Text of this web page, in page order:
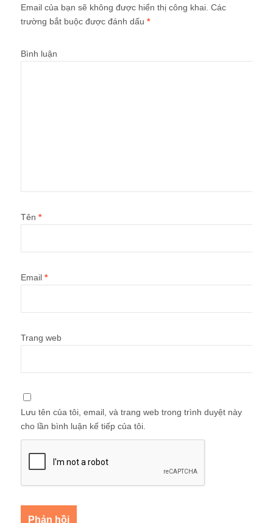
Email của bạn sẽ không được hiển thị công khai. Các
trường bắt buộc được đánh dấu *
Bình luận
Tên *
Email *
Trang web
Lưu tên của tôi, email, và trang web trong trình duyệt này
cho lần bình luận kế tiếp của tôi.